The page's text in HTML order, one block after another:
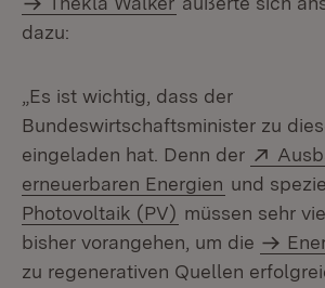
dazu:
„Es ist wichtig, dass der
Bundeswirtschaftsminister zu
eingeladen hat. Denn der
erneuerbaren Energien (Öffnet in
und
Photovoltaik (PV) müssen sehr
bisher vorangehen, um die
zu regenerativen Quellen